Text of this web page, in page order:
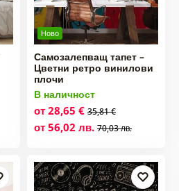
Ново
Самозалепващ тапет –
Цветни ретро винилови
плочи
В наличност
от 28,65 € 35,81 €
от 56,02 лв. 70,03 лв.